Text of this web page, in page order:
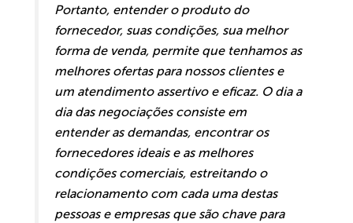
Portanto, entender o produto do
fornecedor, suas condições, sua melhor
forma de venda, permite que tenhamos as
melhores ofertas para nossos clientes e
um atendimento assertivo e eficaz. O dia a
dia das negociações consiste em
entender as demandas, encontrar os
fornecedores ideais e as melhores
condições comerciais, estreitando o
relacionamento com cada uma destas
pessoas e empresas que são chave para